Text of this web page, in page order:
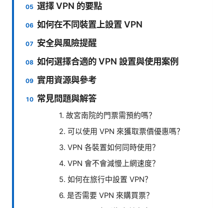
選擇 VPN 的要點
如何在不同裝置上設置 VPN
安全與風險提醒
如何選擇合適的 VPN 設置與使用案例
實用資源與參考
常見問題與解答
1. 故宮南院的門票需預約嗎？
2. 可以使用 VPN 來獲取票價優惠嗎？
3. VPN 各裝置如何同時使用？
4. VPN 會不會減慢上網速度？
5. 如何在旅行中設置 VPN？
6. 是否需要 VPN 來購買票？